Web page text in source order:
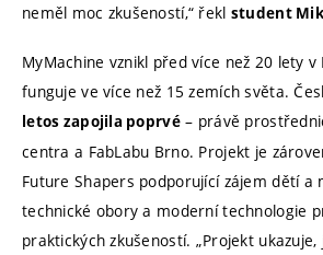
neměl moc zkušeností,“ řekl student
MyMachine vznikl před více než 20 lety v
funguje ve více než 15 zemích světa.
letos zapojila poprvé– právě
centra a FabLabu Brno. Projekt je
Future Shapers podporující zájem dětí a
technické obory a moderní technologie
praktických zkušeností. „Projekt ukazuje,